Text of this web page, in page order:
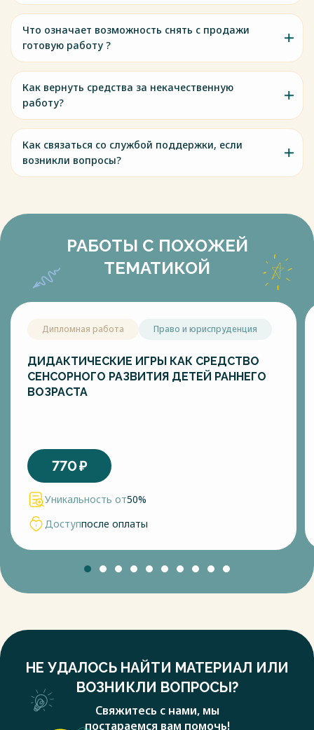
Что означает возможность снять с продажи
готовую работу ?
Как вернуть средства за некачественную
работу?
Как связаться со службой поддержки, если
возникли вопросы?
РАБОТЫ С ПОХОЖЕЙ
ТЕМАТИКОЙ
Дипломная работа Право и юриспруденция
ДИДАКТИЧЕСКИЕ ИГРЫ КАК СРЕДСТВО
СЕНСОРНОГО РАЗВИТИЯ ДЕТЕЙ РАННЕГО
ВОЗРАСТА
770₽
Уникальность от50%
Доступпосле оплаты
НЕ УДАЛОСЬ НАЙТИ МАТЕРИАЛ ИЛИ
ВОЗНИКЛИ ВОПРОСЫ?
Свяжитесь с нами, мы
постараемся вам помочь!